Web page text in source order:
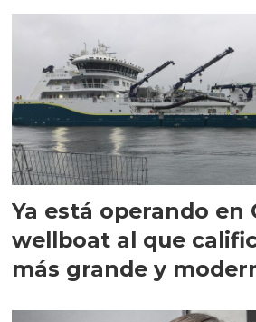
Ya está operando en
wellboat al que
más grande y